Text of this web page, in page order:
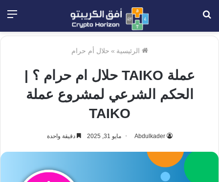
الرئيسية » حلال أم حرام
عملة TAIKO حلال ام حرام ؟ |
الحكم الشرعي لمشروع عملة
TAIKO
Abdulkader مايو 31, 2025 دقيقة واحدة